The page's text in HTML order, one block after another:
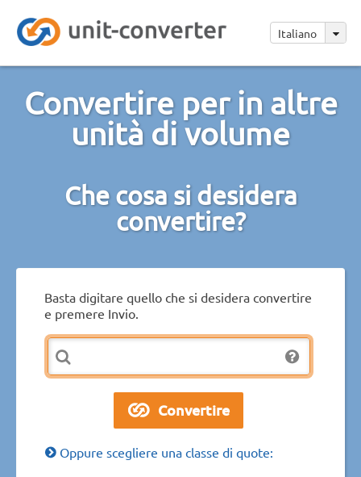
Italiano
Convertire per in altre
unità di volume
Che cosa si desidera
convertire?
Basta digitare quello che si desidera convertire
e premere Invio.
Oppure scegliere una classe di quote: